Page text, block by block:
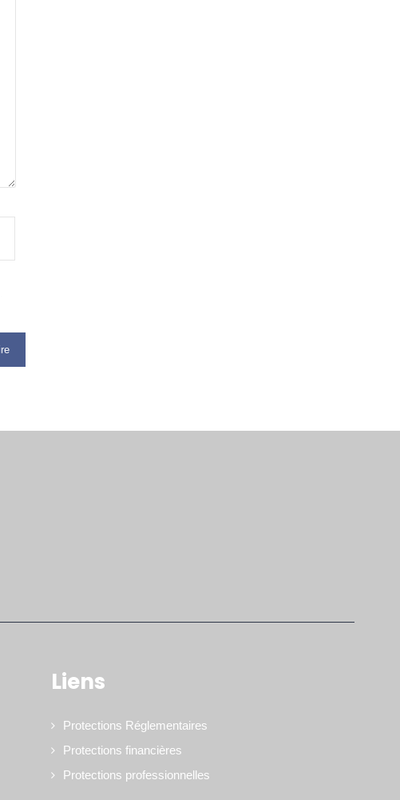
Liens
Protections Réglementaires
Protections financières
Protections professionnelles